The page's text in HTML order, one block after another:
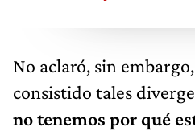
No aclaró, sin
consistido tales
no tenemos por qué